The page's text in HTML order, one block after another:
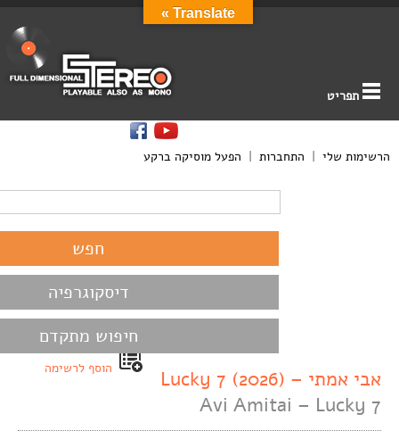
תפריט
הרשימות שלי | התחברות | הפעל מוסיקה ברקע
דיסקוגרפיה
חיפוש מתקדם
הוסף לרשימה
אבי אמתי – Lucky 7 (2026)
Avi Amitai – Lucky 7
Translate »